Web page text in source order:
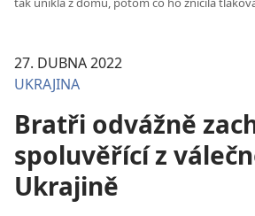
27. DUBNA 2022
UKRAJINA
Bratři odvážně
spoluvěřící z
Ukrajině